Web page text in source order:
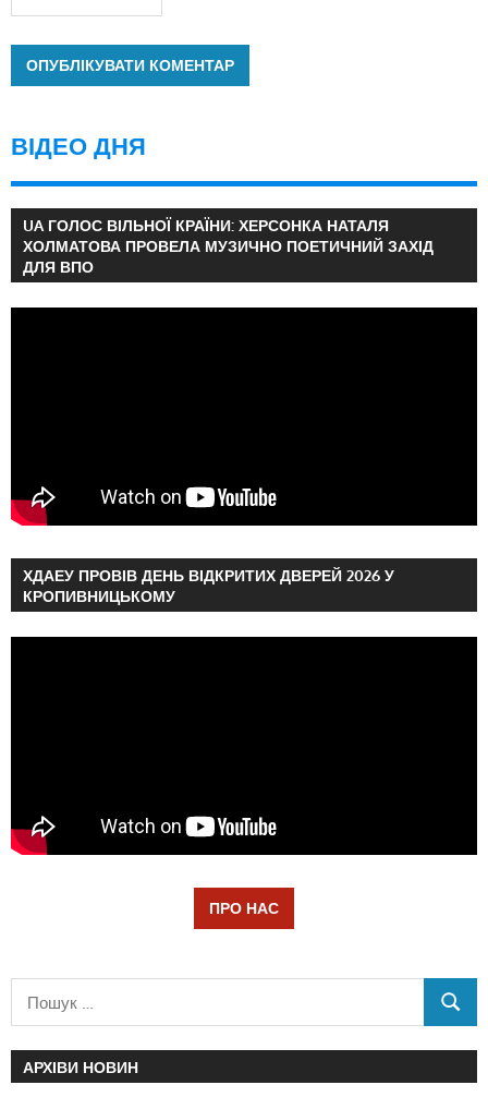
ВІДЕО ДНЯ
UA ГОЛОС ВІЛЬНОЇ КРАЇНИ: ХЕРСОНКА НАТАЛЯ
ХОЛМАТОВА ПРОВЕЛА МУЗИЧНО ПОЕТИЧНИЙ ЗАХІД
ДЛЯ ВПО
ХДАЕУ ПРОВІВ ДЕНЬ ВІДКРИТИХ ДВЕРЕЙ 2026 У
КРОПИВНИЦЬКОМУ
ПРО НАС
АРХІВИ НОВИН